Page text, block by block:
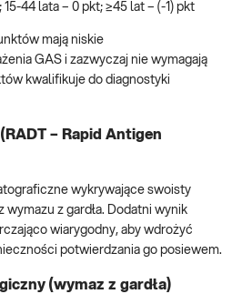
15-44 lata – 0 pkt; ≥45 lat – (-1) pkt
mają niskie
GAS i zazwyczaj nie wymagają
kwalifikuje do diagnostyki
– Rapid Antigen
wykrywające swoisty
z gardła. Dodatni wynik
wiarygodny, aby wdrożyć
potwierdzania go posiewem.
(wymaz z gardła)